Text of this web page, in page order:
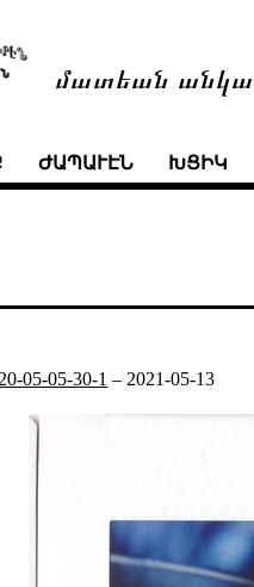
մատեան
ԺԱՊԱՒԷՆ ԽՑԻԿ
05-05-30-1 – 2021-05-13